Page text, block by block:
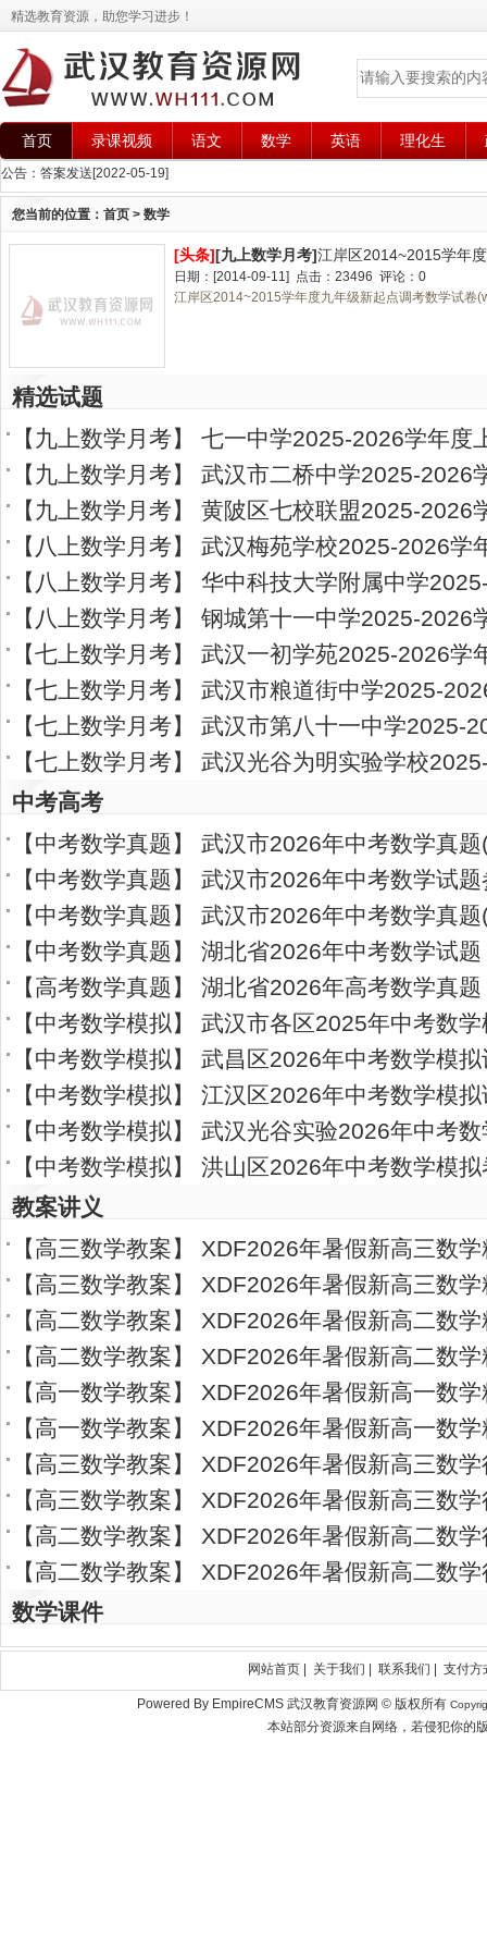
精选教育资源，助您学习进步！
首页 录课视频 语文 数学 英语 理化生
公告： 答案发送 [2022-05-19]
您当前的位置： 首页 > 数学
[头条][九上数学月考]江岸区2014~2015学年
日期：[2014-09-11] 点击：23496 评论：0
江岸区2014~2015学年度九年级新起点调考数学试卷
精选试题
【 九上数学月考】 七一中学2025-2026学年度
【 九上数学月考】 武汉市二桥中学2025-2026
【 九上数学月考】 黄陂区七校联盟2025-2026
【 八上数学月考】 武汉梅苑学校2025-2026学
【 八上数学月考】 华中科技大学附属中学
【 八上数学月考】 钢城第十一中学2025-2026
【七上数学月考】 武汉一初学苑2025-2026学
【七上数学月考】 武汉市粮道街中学2025-
【七上数学月考】 武汉市第八十一中学2025-
【七上数学月考】 武汉光谷为明实验学校
中考高考
【中考数学真题】 武汉市2026年中考数学真
【中考数学真题】 武汉市2026年中考数学试
【中考数学真题】 武汉市2026年中考数学真
【中考数学真题】 湖北省2026年中考数学试
【高考数学真题】 湖北省2026年高考数学真
【中考数学模拟】 武汉市各区2025年中考数
【中考数学模拟】 武昌区2026年中考数学模
【中考数学模拟】 江汉区2026年中考数学模
【中考数学模拟】 武汉光谷实验2026年中考
【中考数学模拟】 洪山区2026年中考数学模
教案讲义
【高三数学教案】 XDF2026年暑假新高三数
【高三数学教案】 XDF2026年暑假新高三数
【高二数学教案】 XDF2026年暑假新高二数
【高二数学教案】 XDF2026年暑假新高二数
【高一数学教案】 XDF2026年暑假新高一数
【高一数学教案】 XDF2026年暑假新高一数
【高三数学教案】 XDF2026年暑假新高三数
【高三数学教案】 XDF2026年暑假新高三数
【高二数学教案】 XDF2026年暑假新高二数
【高二数学教案】 XDF2026年暑假新高二数
数学课件
网站首页 关于我们 联系我们 支付方
Powered By EmpireCMS 武汉教育资源网 © 版权所有
本站部分资源来自网络，若侵犯你的